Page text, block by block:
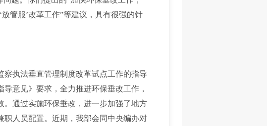
管服’改革工作”等建议，具有很强的针
执法垂直管理制度改革试点工作的指导
意见》要求，全力推进环保垂改工作，
。通过实施环保垂改，进一步加强了地方
人员配置。近期，我部会同中央编办对